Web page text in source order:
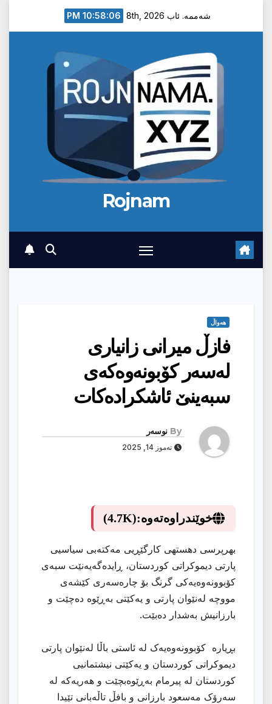
شەممە. ئاب 8th, 2026 10:58:07 PM
Rojnam
هەواڵ
فازڵ میرانی زانیارى
لەسەر کۆبونەوەکەى
سبەینێ ئاشکرادەکات
By نوسەر
تەموز 14, 2025
خوێندراوەتەوە:(4.7K)
بهرپرسی دهستهی كارگێڕیی مەکتەبی سیاسیی
پارتی دیموکراتی کوردستان، ڕایدەگەیەنێت سبەی
کۆبوونەوەیەکی گرنگ بۆ چارەسەری کێشەی
مووچە لەنێوان پارتی و یەکێتی بەڕێوە دەچێت و
بارزانیش بەشدار دەبێت.
بڕیارە کۆبوونەوەیەک لە ئاستی باڵا لەنێوان پارتی
دیموکراتی کوردستان و یەکێتی نیشتمانیی
کوردستان لە پیرمام بەڕێوەبچێت و هەریەکە لە
سەرۆک مەسعود بارزانی و بافڵ تاڵەبانی تێیدا